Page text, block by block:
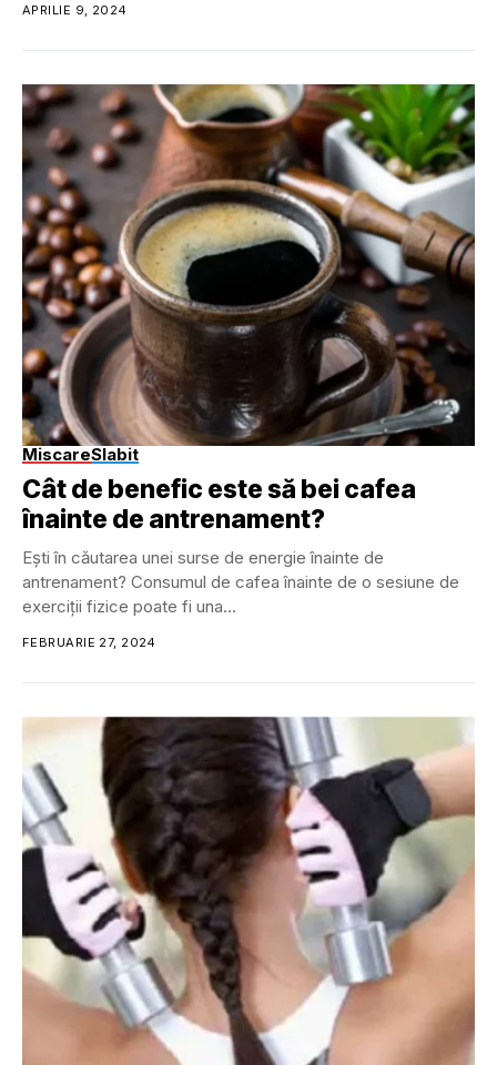
APRILIE 9, 2024
MiscareSlabit
Cât de benefic este să bei cafea
înainte de antrenament?
Ești în căutarea unei surse de energie înainte de
antrenament? Consumul de cafea înainte de o sesiune de
exerciții fizice poate fi una...
FEBRUARIE 27, 2024